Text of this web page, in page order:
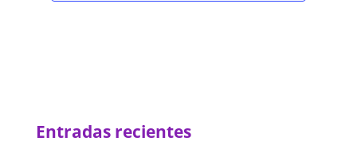
Entradas recientes